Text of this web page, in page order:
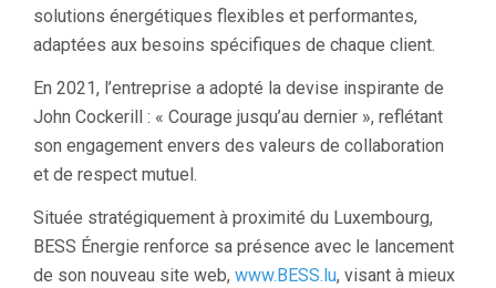
solutions énergétiques flexibles et performantes,
adaptées aux besoins spécifiques de chaque client.
En 2021, l’entreprise a adopté la devise inspirante de
John Cockerill : « Courage jusqu’au dernier », reflétant
son engagement envers des valeurs de collaboration
et de respect mutuel.
Située stratégiquement à proximité du Luxembourg,
BESS Énergie renforce sa présence avec le lancement
de son nouveau site web, www.BESS.lu, visant à mieux